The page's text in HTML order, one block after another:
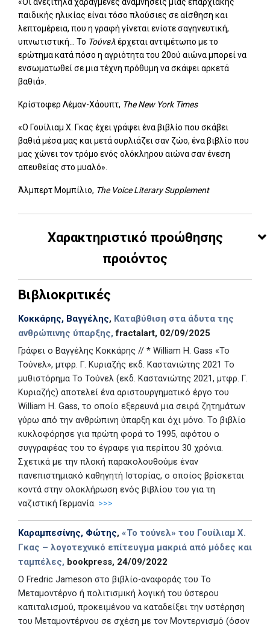
παιδικής ηλικίας είναι τόσο πλούσιες σε αίσθηση και
λεπτομέρεια, που η γραφή γίνεται ενίοτε σαγηνευτική,
υπνωτιστική... Το Τούνελ έρχεται αντιμέτωπο με το
ερώτημα κατά πόσο η αγριότητα του 20ού αιώνα μπορεί να
ενσωματωθεί σε μια τέχνη πρόθυμη να σκάψει αρκετά
βαθιά».
Κρίστοφερ Λέμαν-Χάουπτ, The New York Times
«Ο Γουίλιαμ Χ. Γκας έχει γράψει ένα βιβλίο που σκάβει
βαθιά μέσα μας και μετά ουρλιάζει σαν ζώο, ένα βιβλίο που
μας χώνει τον τρόμο ενός ολόκληρου αιώνα σαν ένεση
απευθείας στο μυαλό».
Άλμπερτ Μομπίλιο, The Voice Literary Supplement
Χαρακτηριστικό προώθησης
προιόντος
Βιβλιοκριτικές
Κοκκάρης, Βαγγέλης, Καταβύθιση στα άδυτα της
ανθρώπινης ύπαρξης, fractalart, 02/09/2025
Γράφει ο Βαγγέλης Κοκκάρης // * William H. Gass «Το
Τούνελ», μτφρ. Γ. Κυριαζής εκδ. Καστανιώτης 2021 Το
μυθιστόρημα Το Τούνελ (εκδ. Καστανιώτης 2021, μτφρ. Γ.
Κυριαζής) αποτελεί ένα αριστουργηματικό έργο του
William H. Gass, το οποίο εξερευνά μια σειρά ζητημάτων
γύρω από την ανθρώπινη ύπαρξη και όχι μόνο. Το βιβλίο
κυκλοφόρησε για πρώτη φορά το 1995, αφότου ο
συγγραφέας του το έγραφε για περίπου 30 χρόνια.
Σχετικά με την πλοκή παρακολουθούμε έναν
πανεπιστημιακό καθηγητή Ιστορίας, ο οποίος βρίσκεται
κοντά στην ολοκλήρωση ενός βιβλίου του για τη
ναζιστική Γερμανία. >>>
Καραμπεσίνης, Φώτης, «Το τούνελ» του Γουίλιαμ Χ.
Γκας – λογοτεχνικό επίτευγμα μακριά από μόδες και
ταμπέλες, bookpress, 24/09/2022
Ο Fredric Jameson στο βιβλίο-αναφοράς του Το
Μεταμοντέρνο ή πολιτισμική λογική του ύστερου
καπιταλισμού, προκειμένου να καταδείξει την υστέρηση
του Μεταμοντέρνου σε σχέση με τον Μοντερνισμό (όσον